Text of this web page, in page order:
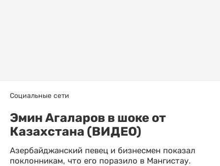
Социальные сети
Эмин Агаларов в шоке от
Казахстана (ВИДЕО)
Азербайджанский певец и бизнесмен показал
поклонникам, что его поразило в Мангистау.